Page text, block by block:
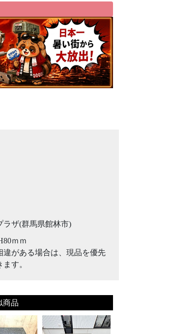
ラザ(群馬県館林市)
ｍｍ
違がある場合は、現品を優先
す。
商品